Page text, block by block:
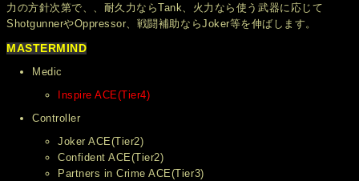
力の方針次第で、、耐久力ならTank、火力なら使う武器に応じて
ShotgunnerやOppressor、戦闘補助ならJoker等を伸ばします。
MASTERMIND
Medic
Inspire ACE(Tier4)
Controller
Joker ACE(Tier2)
Confident ACE(Tier2)
Partners in Crime ACE(Tier3)